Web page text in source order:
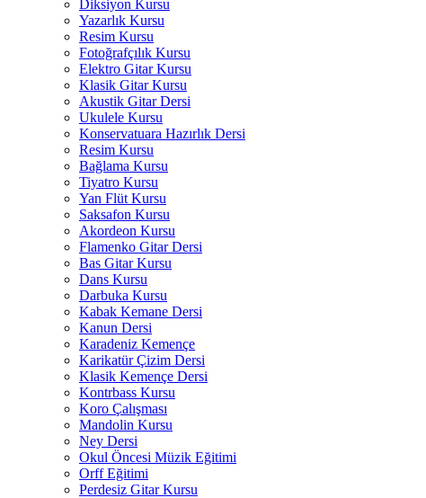
Diksiyon Kursu
Yazarlık Kursu
Resim Kursu
Fotoğrafçılık Kursu
Elektro Gitar Kursu
Klasik Gitar Kursu
Akustik Gitar Dersi
Ukulele Kursu
Konservatuara Hazırlık Dersi
Resim Kursu
Bağlama Kursu
Tiyatro Kursu
Yan Flüt Kursu
Saksafon Kursu
Akordeon Kursu
Flamenko Gitar Dersi
Bas Gitar Kursu
Dans Kursu
Darbuka Kursu
Kabak Kemane Dersi
Kanun Dersi
Karadeniz Kemençe
Karikatür Çizim Dersi
Klasik Kemençe Dersi
Kontrbass Kursu
Koro Çalışması
Mandolin Kursu
Ney Dersi
Okul Öncesi Müzik Eğitimi
Orff Eğitimi
Perdesiz Gitar Kursu